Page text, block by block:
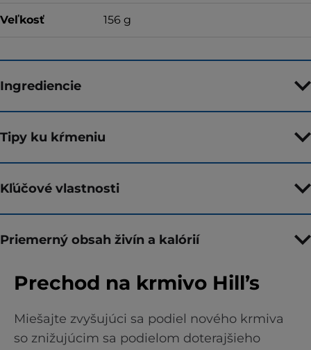
Veľkosť 156 g
Ingrediencie
Tipy ku kŕmeniu
Kľúčové vlastnosti
Priemerný obsah živín a kalórií
Prechod na krmivo Hill’s
Miešajte zvyšujúci sa podiel nového krmiva
so znižujúcim sa podielom doterajšieho